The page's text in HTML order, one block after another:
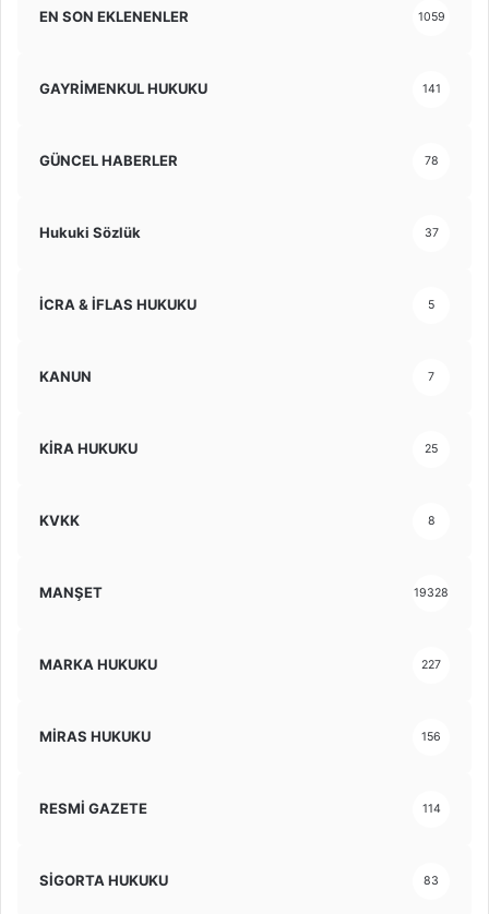
EN SON EKLENENLER 1059
GAYRİMENKUL HUKUKU 141
GÜNCEL HABERLER 78
Hukuki Sözlük 37
İCRA & İFLAS HUKUKU 5
KANUN 7
KİRA HUKUKU 25
KVKK 8
MANŞET 19328
MARKA HUKUKU 227
MİRAS HUKUKU 156
RESMİ GAZETE 114
SİGORTA HUKUKU 83